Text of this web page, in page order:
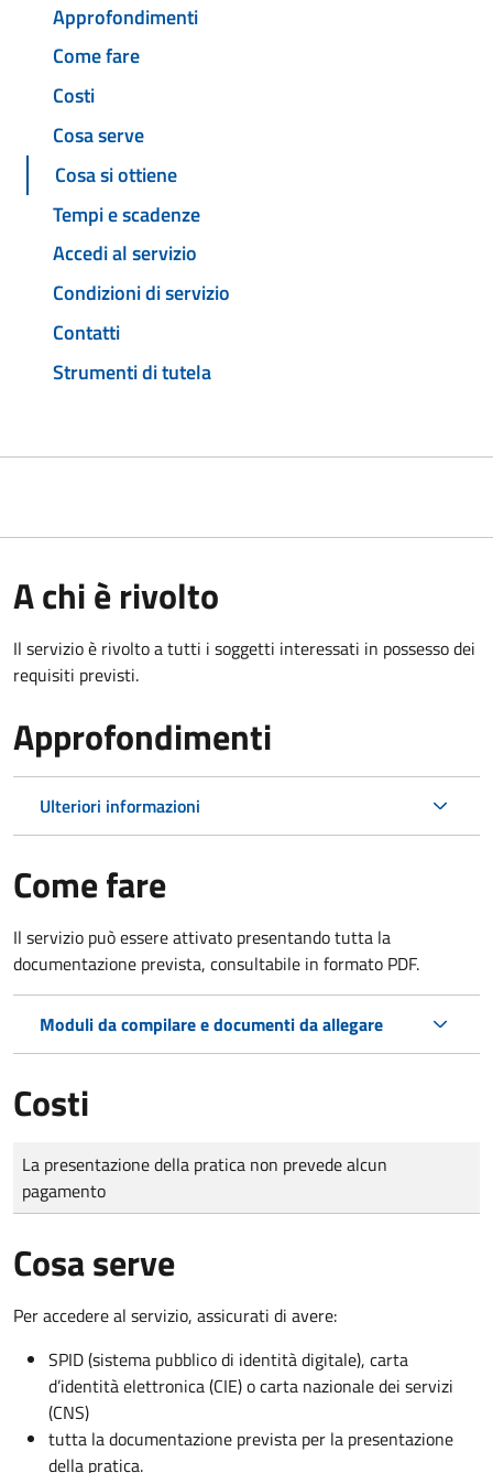
Approfondimenti
Come fare
Costi
Cosa serve
Cosa si ottiene
Tempi e scadenze
Accedi al servizio
Condizioni di servizio
Contatti
Strumenti di tutela
A chi è rivolto
Il servizio è rivolto a tutti i soggetti interessati in possesso dei
requisiti previsti.
Approfondimenti
Ulteriori informazioni
Come fare
Il servizio può essere attivato presentando tutta la
documentazione prevista, consultabile in formato PDF.
Moduli da compilare e documenti da allegare
Costi
Tipo di pagamento
Importo
La presentazione della pratica non prevede alcun
pagamento
Cosa serve
Per accedere al servizio, assicurati di avere:
SPID (sistema pubblico di identità digitale), carta
d’identità elettronica (CIE) o carta nazionale dei servizi
(CNS)
tutta la documentazione prevista per la presentazione
della pratica.